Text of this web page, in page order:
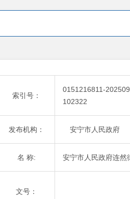
索引号：
0151216811-
102322
发布机构： 安宁市人民政府
名 称: 安宁市人民政府连然
文号：